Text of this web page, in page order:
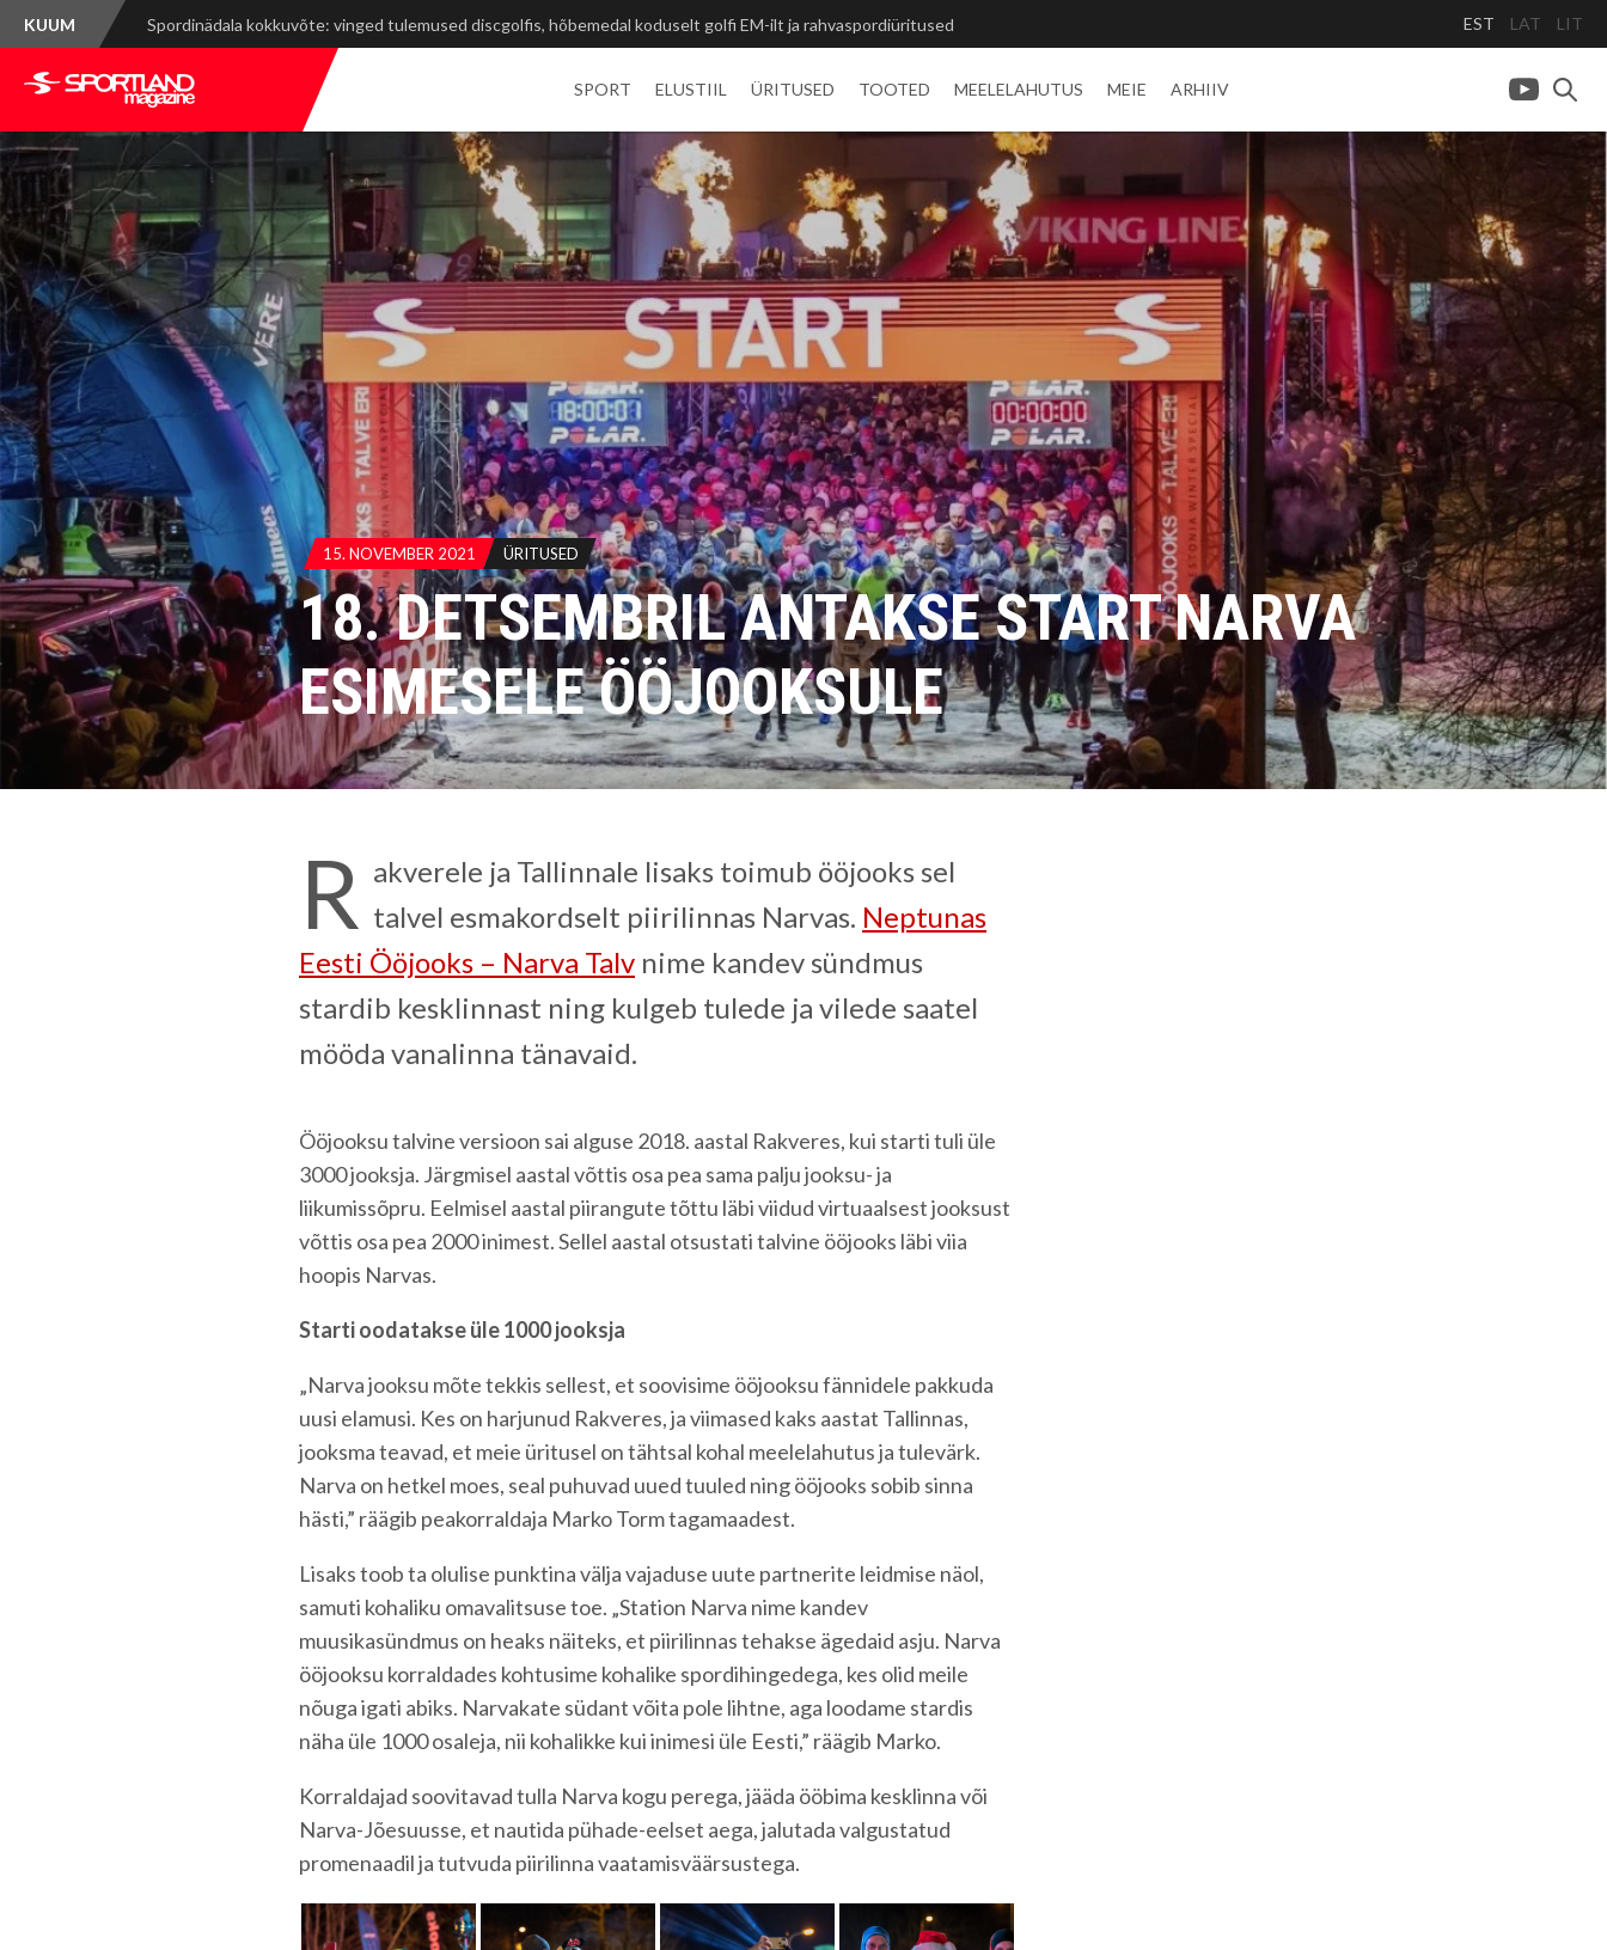
KUUM Mont-Blanc Marathon: rasked tõusud, võimsad vaated ja unustamatu kogemus EST LAT LIT
SPORT ELUSTIIL ÜRITUSED TOOTED MEELELAHUTUS MEIE ARHIIV
15. NOVEMBER 2021 ÜRITUSED
18. DETSEMBRIL ANTAKSE START NARVA
ESIMESELE ÖÖJOOKSULE
R akverele ja Tallinnale lisaks toimub ööjooks sel
talvel esmakordselt piirilinnas Narvas. Neptunas
Eesti Ööjooks – Narva Talv nime kandev sündmus
stardib kesklinnast ning kulgeb tulede ja vilede saatel
mööda vanalinna tänavaid.
Ööjooksu talvine versioon sai alguse 2018. aastal Rakveres, kui starti tuli üle
3000 jooksja. Järgmisel aastal võttis osa pea sama palju jooksu- ja
liikumissõpru. Eelmisel aastal piirangute tõttu läbi viidud virtuaalsest jooksust
võttis osa pea 2000 inimest. Sellel aastal otsustati talvine ööjooks läbi viia
hoopis Narvas.
Starti oodatakse üle 1000 jooksja
„Narva jooksu mõte tekkis sellest, et soovisime ööjooksu fännidele pakkuda
uusi elamusi. Kes on harjunud Rakveres, ja viimased kaks aastat Tallinnas,
jooksma teavad, et meie üritusel on tähtsal kohal meelelahutus ja tulevärk.
Narva on hetkel moes, seal puhuvad uued tuuled ning ööjooks sobib sinna
hästi,” räägib peakorraldaja Marko Torm tagamaadest.
Lisaks toob ta olulise punktina välja vajaduse uute partnerite leidmise näol,
samuti kohaliku omavalitsuse toe. „Station Narva nime kandev
muusikasündmus on heaks näiteks, et piirilinnas tehakse ägedaid asju. Narva
ööjooksu korraldades kohtusime kohalike spordihingedega, kes olid meile
nõuga igati abiks. Narvakate südant võita pole lihtne, aga loodame stardis
näha üle 1000 osaleja, nii kohalikke kui inimesi üle Eesti,” räägib Marko.
Korraldajad soovitavad tulla Narva kogu perega, jääda ööbima kesklinna või
Narva-Jõesuusse, et nautida pühade-eelset aega, jalutada valgustatud
promenaadil ja tutvuda piirilinna vaatamisväärsustega.